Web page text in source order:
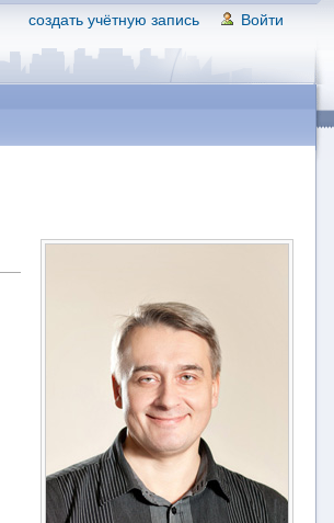
создать учётную запись Войти